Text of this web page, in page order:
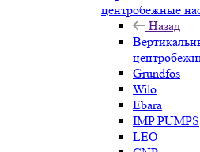
центробежные
Назад
Grundfos
Wilo
Ebara
IMP PUMPS
LEO